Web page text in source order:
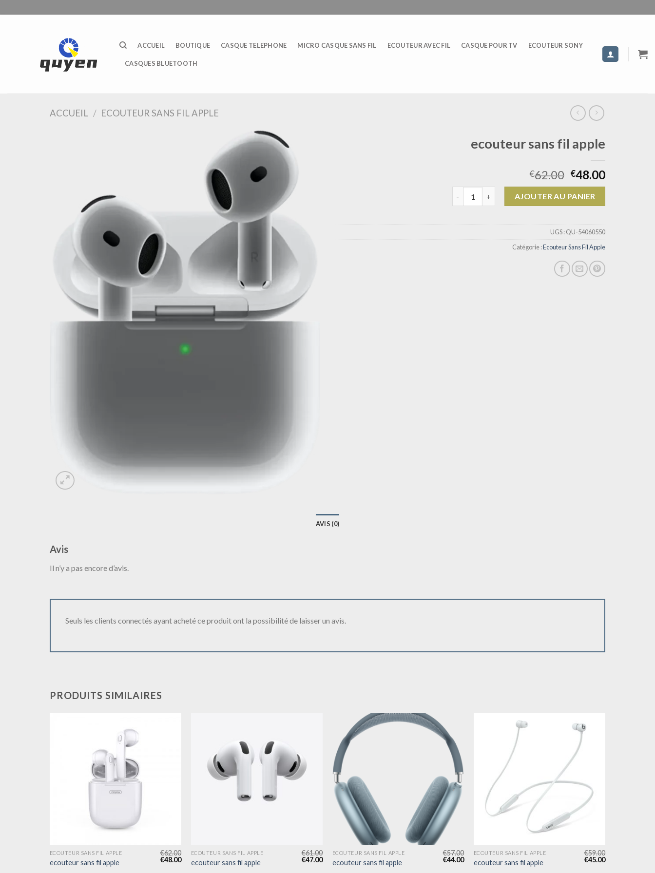
ACCUEIL BOUTIQUE CASQUE TELEPHONE MICRO CASQUE SANS FIL ECOUTEUR AVEC FIL CASQUE POUR TV ECOUTEUR SONY
CASQUES BLUETOOTH
ACCUEIL / ECOUTEUR SANS FIL APPLE
ecouteur sans fil apple
€62.00 €48.00
AJOUTER AU PANIER
UGS :QU-54060550
Catégorie :Ecouteur Sans Fil Apple
AVIS (0)
Avis
Il n’y a pas encore d’avis.
Seuls les clients connectés ayant acheté ce produit ont la possibilité de laisser un avis.
PRODUITS SIMILAIRES
ECOUTEUR SANS FIL APPLE
ecouteur sans fil apple
€62.00
€48.00
ECOUTEUR SANS FIL APPLE
ecouteur sans fil apple
€61.00
€47.00
ECOUTEUR SANS FIL APPLE
ecouteur sans fil apple
€57.00
€44.00
ECOUTEUR SANS FIL APPLE
ecouteur sans fil apple
€59.00
€45.00